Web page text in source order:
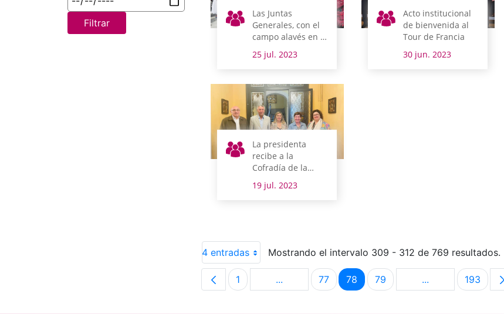
Filtrar
Las Juntas
Generales, con el
campo alavés en el
25 jul. 2023
Acto institucional
de bienvenida al
Tour de Francia
30 jun. 2023
La presidenta
recibe a la
Cofradía de la
19 jul. 2023
4 entradas Mostrando el intervalo 309 - 312 de 769 resultados.
Página
1 ...Páginas intermedias Use TAB para desplazarse.
Página
77 Página
78 Página
79 ...Páginas Página
193